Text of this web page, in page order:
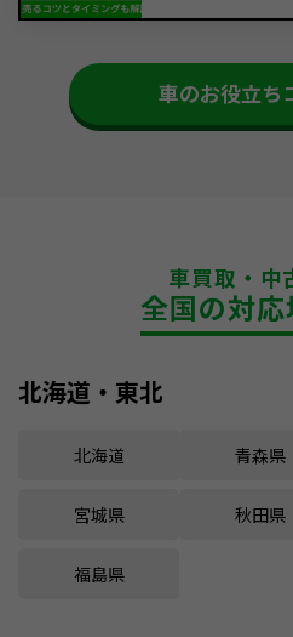
車のお役立ち
車買取・中
全国の対
北海道・東北
北海道 青森県
宮城県 秋田県
福島県